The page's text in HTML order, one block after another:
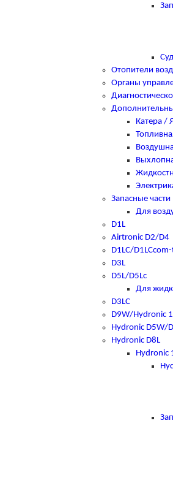
Отопители
Органы
Катера /
Запасные
Для
D1L
Airtronic D2/D4
D1LC/
D3L
D5L/D5Lc
Для
D3LC
D9W/Hydronic
Hydronic D5W/
Hydronic D8L